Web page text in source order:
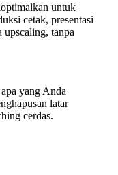
untuk
cetak, presentasi
upscaling, tanpa
yang Anda
latar
cerdas.